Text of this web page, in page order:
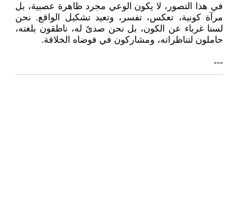
في هذا التصور، لا يكون الوعي مجرد ظاهرة عصبية، بل
مرآة كونية، تعكس، تفسر، وتعيد تشكيل الواقع. نحن
لسنا غرباء عن الكون، بل نحن صدىً له، ناطقون بلغته،
حاملون لتناظراته، ومشاركون في فوضاه الخلاقة.
---